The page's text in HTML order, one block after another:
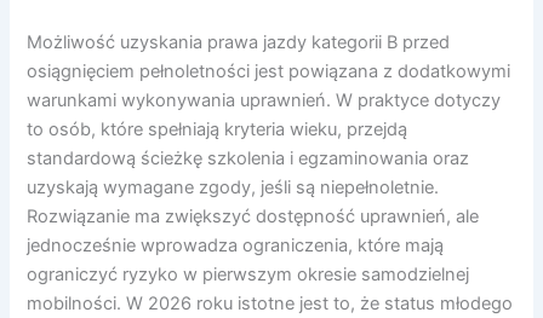
Możliwość uzyskania prawa jazdy kategorii B przed
osiągnięciem pełnoletności jest powiązana z dodatkowymi
warunkami wykonywania uprawnień. W praktyce dotyczy
to osób, które spełniają kryteria wieku, przejdą
standardową ścieżkę szkolenia i egzaminowania oraz
uzyskają wymagane zgody, jeśli są niepełnoletnie.
Rozwiązanie ma zwiększyć dostępność uprawnień, ale
jednocześnie wprowadza ograniczenia, które mają
ograniczyć ryzyko w pierwszym okresie samodzielnej
mobilności. W 2026 roku istotne jest to, że status młodego